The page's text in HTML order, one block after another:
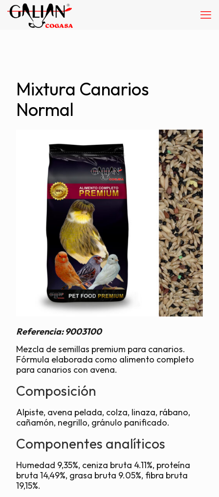
Mixtura Canarios
Normal
Referencia:9003100
Mezcla de semillas premium para canarios.
Fórmula elaborada como alimento completo
para canarios con avena.
Composición
Alpiste, avena pelada, colza, linaza, rábano,
cañamón, negrillo, gránulo panificado.
Componentes analíticos
Humedad 9,35%, ceniza bruta 4.11%, proteína
bruta 14,49%, grasa bruta 9.05%, fibra bruta
19,15%.